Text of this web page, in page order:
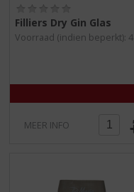
g
a
t
,
0
Filliers Dry Gin Glas
Voorraad (indien beperkt): 4
MEER INFO